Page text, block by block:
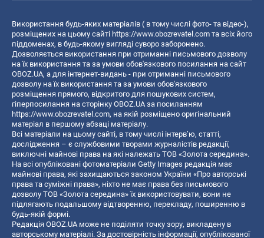
Використання будь-яких матеріалів ( в тому числі фото- та відео-),
розміщених на цьому сайті https://www.obozrevatel.com та всіх його
піддоменах, в будь-якому вигляді суворо заборонено.
Дозволяється використання при отриманні письмового дозволу
на їх використання та за умови обов'язкового посилання на сайт
OBOZ.UA, а для інтернет-видань - при отриманні письмового
дозволу на їх використання та за умови обов'язкового
розміщення прямого, відкритого для пошукових систем,
гіперпосилання на сторінку OBOZ.UA за посиланням
https://www.obozrevatel.com, на якій розміщено оригінальний
матеріал в першому абзаці матеріалу.
Всі матеріали на цьому сайті, в тому числі інтерв’ю, статті,
дослідження – є службовими творами журналістів редакції,
виключні майнові права на які належать ТОВ «Золота середина».
На всі опубліковані фотоматеріали Getty Images редакція має
майнові права, які захищаються законом України «Про авторські
права та суміжні права», ніхто не має права без письмового
дозволу ТОВ «Золота середина» їх використовувати, вони не
підлягають подальшому відтворенню, перекладу, поширенню в
будь-якій формі.
Редакція OBOZ.UA може не поділяти точку зору, викладену в
авторському матеріалі. За достовірність інформації, опублікованої